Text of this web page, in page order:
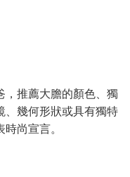
，推薦大膽的顏色、獨
、幾何形狀或具有獨特
尚宣言。